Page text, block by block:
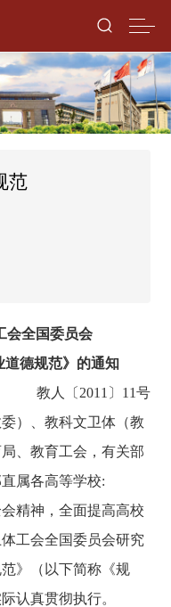
范
会全国委员会
道德规范》的通知
教人〔2011〕11号
）、教科文卫体（教
、教育工会，有关部
属各高等学校:
精神，全面提高高校
工会全国委员会研究
》（以下简称《规
认真贯彻执行。